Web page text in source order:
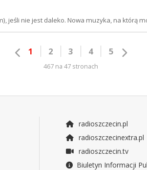
jeśli nie jest daleko. Nowa muzyka, na którą
1 2 3 4 5
467 na 47 stronach
radioszczecin.pl
radioszczecinextra.pl
radioszczecin.tv
Biuletyn Informacji